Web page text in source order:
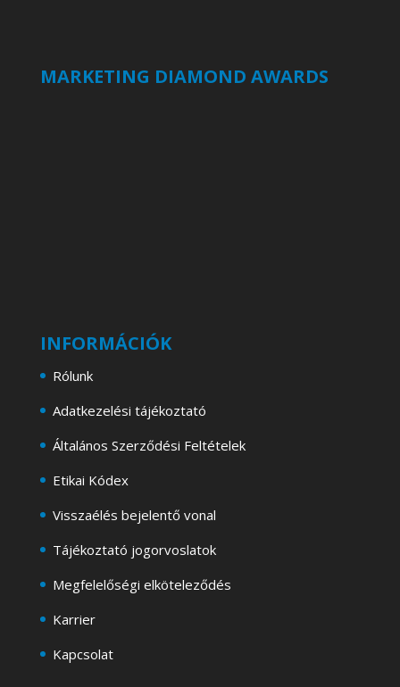
MARKETING DIAMOND AWARDS
INFORMÁCIÓK
Rólunk
Adatkezelési tájékoztató
Általános Szerződési Feltételek
Etikai Kódex
Visszaélés bejelentő vonal
Tájékoztató jogorvoslatok
Megfelelőségi elköteleződés
Karrier
Kapcsolat